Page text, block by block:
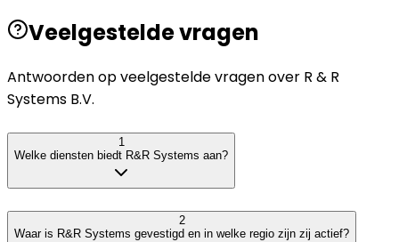
Veelgestelde vragen
Antwoorden op veelgestelde vragen over R & R
Systems B.V.
1
Welke diensten biedt R&R Systems aan?
2
Waar is R&R Systems gevestigd en in welke regio zijn zij actief?